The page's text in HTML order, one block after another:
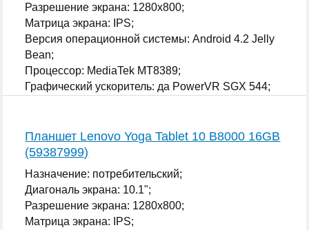
Разрешение экрана: 1280x800;
Матрица экрана: IPS;
Версия операционной системы: Android 4.2 Jelly
Bean;
Процессор: MediaTek MT8389;
Графический ускоритель: да PowerVR SGX 544;
Планшет Lenovo Yoga Tablet 10 B8000 16GB
(59387999)
Назначение: потребительский;
Диагональ экрана: 10.1";
Разрешение экрана: 1280x800;
Матрица экрана: IPS;